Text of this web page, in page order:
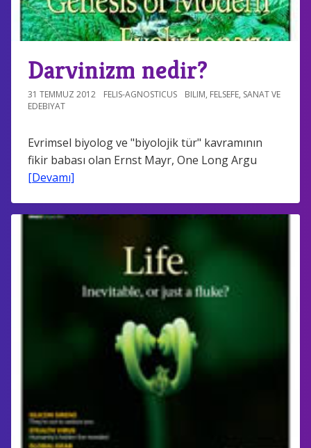
Darvinizm nedir?
31 TEMMUZ 2012 FELIS-AGNOSTICUS BILIM, FELSEFE, SANAT VE
EDEBIYAT
Evrimsel biyolog ve "biyolojik tür" kavramının
fikir babası olan Ernst Mayr, One Long Argu
[Devamı]